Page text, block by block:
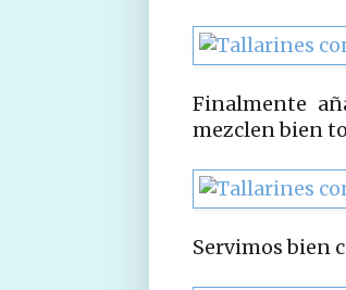
Finalmente
mezclen bien
Servimos bien